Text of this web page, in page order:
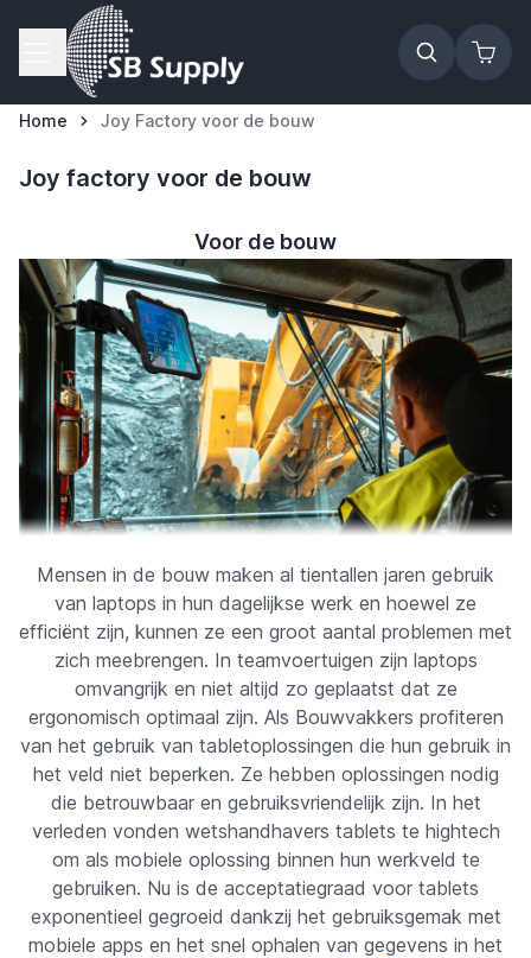
Ga naar de inhoud
Home Joy Factory voor de bouw
Joy factory voor de bouw
Voor de bouw
Mensen in de bouw maken al tientallen jaren gebruik
van laptops in hun dagelijkse werk en hoewel ze
efficiënt zijn, kunnen ze een groot aantal problemen met
zich meebrengen. In teamvoertuigen zijn laptops
omvangrijk en niet altijd zo geplaatst dat ze
ergonomisch optimaal zijn. Als Bouwvakkers profiteren
van het gebruik van tabletoplossingen die hun gebruik in
het veld niet beperken. Ze hebben oplossingen nodig
die betrouwbaar en gebruiksvriendelijk zijn. In het
verleden vonden wetshandhavers tablets te hightech
om als mobiele oplossing binnen hun werkveld te
gebruiken. Nu is de acceptatiegraad voor tablets
exponentieel gegroeid dankzij het gebruiksgemak met
mobiele apps en het snel ophalen van gegevens in het